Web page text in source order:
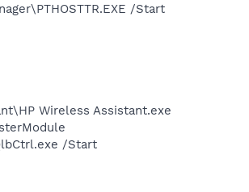
/Start
Wireless Assistant.exe
/Start